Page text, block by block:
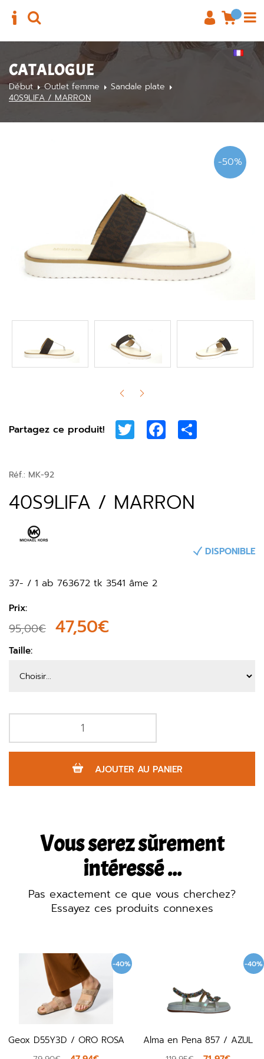
CATALOGUE
Début Outlet femme
Sandale plate
40S9LIFA / MARRON
-50%
Partagez ce produit! Twitter Facebook
Réf.: MK-92
40S9LIFA / MARRON
DISPONIBLE
37- / 1 ab 763672 tk 3541 âme 2
Prix:
95,00€ 47,50€
Taille:
AJOUTER AU PANIER
Vous serez sûrement
intéressé ...
Pas exactement ce que vous cherchez?
Essayez ces produits connexes
-40%
D55Y3D / ORO ROSA
-40%
Alma en Pena 857 / AZUL